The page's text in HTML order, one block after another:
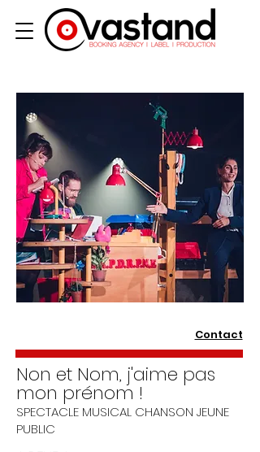
Contact
Non et Nom, j'aime pas
mon prénom !
SPECTACLE MUSICAL CHANSON JEUNE
PUBLIC